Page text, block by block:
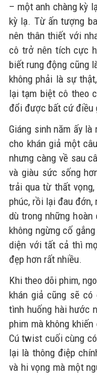
– một anh chàng kỳ
kỳ lạ. Từ ấn tượng
nên thân thiết với
cô trở nên tích cực
biết rung động cũng
không phải là sự
lại tạm biệt cô theo
đổi được bất cứ điều
Giáng sinh năm ấy
cho khán giả một
nhưng càng về sau
và giàu sức sống
trải qua từ thất vọng,
phúc, rồi lại đau đớn,
dù trong những
không ngừng cố
diện với tất cả thì
đẹp hơn rất nhiều.
Khi theo dõi phim,
khán giả cũng sẽ
tình huống hài hước
phim mà không
Cú twist cuối cùng
lại là thông điệp
và hi vọng mà một